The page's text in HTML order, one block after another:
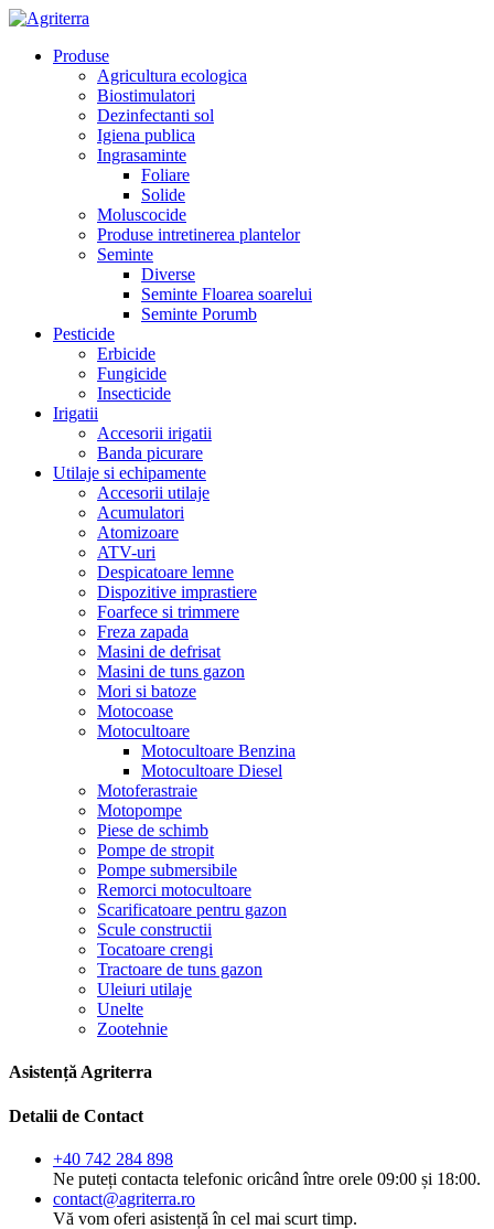
Produse
Agricultura ecologica
Biostimulatori
Dezinfectanti sol
Igiena publica
Ingrasaminte
Foliare
Solide
Moluscocide
Produse intretinerea plantelor
Seminte
Diverse
Seminte Floarea soarelui
Seminte Porumb
Pesticide
Erbicide
Fungicide
Insecticide
Irigatii
Accesorii irigatii
Banda picurare
Utilaje si echipamente
Accesorii utilaje
Acumulatori
Atomizoare
ATV-uri
Despicatoare lemne
Dispozitive imprastiere
Foarfece si trimmere
Freza zapada
Masini de defrisat
Masini de tuns gazon
Mori si batoze
Motocoase
Motocultoare
Motocultoare Benzina
Motocultoare Diesel
Motoferastraie
Motopompe
Piese de schimb
Pompe de stropit
Pompe submersibile
Remorci motocultoare
Scarificatoare pentru gazon
Scule constructii
Tocatoare crengi
Tractoare de tuns gazon
Uleiuri utilaje
Unelte
Zootehnie
Asistență Agriterra
Detalii de Contact
+40 742 284 898
Ne puteți contacta telefonic oricând între orele 09:00 și 18:00.
contact@agriterra.ro
Vă vom oferi asistență în cel mai scurt timp.